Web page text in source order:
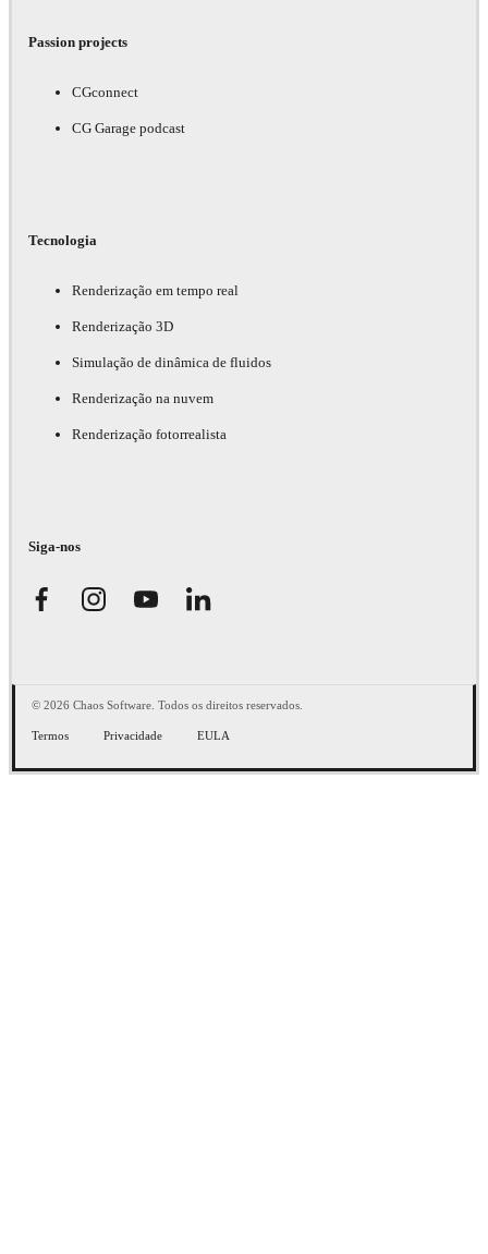
Passion projects
CGconnect
CG Garage podcast
Tecnologia
Renderização em tempo real
Renderização 3D
Simulação de dinâmica de fluidos
Renderização na nuvem
Renderização fotorrealista
Siga-nos
© 2026 Chaos Software. Todos os direitos reservados.
Termos Privacidade EULA